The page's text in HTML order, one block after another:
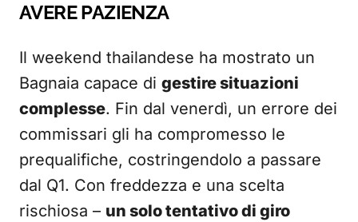
AVERE PAZIENZA
Il weekend thailandese ha mostrato un
Bagnaia capace di gestire situazioni
complesse. Fin dal venerdì, un errore dei
commissari gli ha compromesso le
prequalifiche, costringendolo a passare
dal Q1. Con freddezza e una scelta
rischiosa – un solo tentativo di giro